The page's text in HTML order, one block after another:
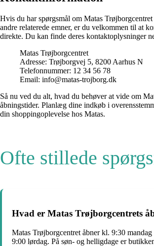
Hvis du har spørgsmål om Matas
andre relaterede emner, er du velkommen til at
direkte. Du kan finde deres kontaktoplysninger
Matas Trøjborgcentret
Adresse: Trøjborgvej 5, 8200 Aarhus N
Telefonnummer: 12 34 56 78
Email: info@matas-trojborg.dk
Så nu ved du alt, hvad du behøver at vide om
åbningstider. Planlæg dine indkøb i
din shoppingoplevelse hos Matas.
Ofte stillede
Hvad er Matas Trøjborgcentrets
Matas Trøjborgcentret åbner kl. 9:30
9:00 lørdag. På søn- og helligdage er